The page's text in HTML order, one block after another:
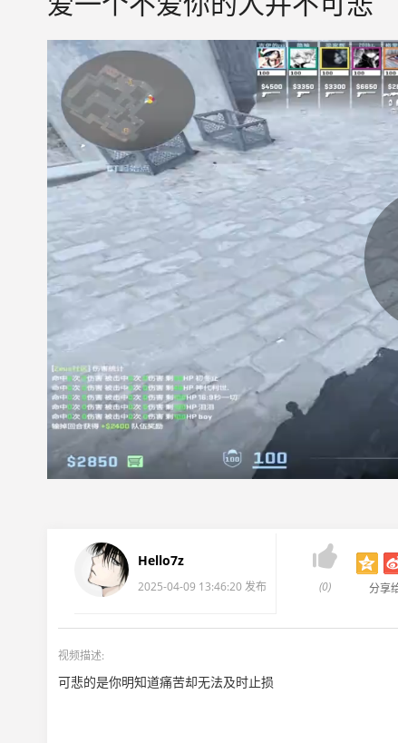
Hello7z
2025-04-09 13:46:20 发布

(0) 分享
视频描述:
可悲的是你明知道痛苦却无法及时止损